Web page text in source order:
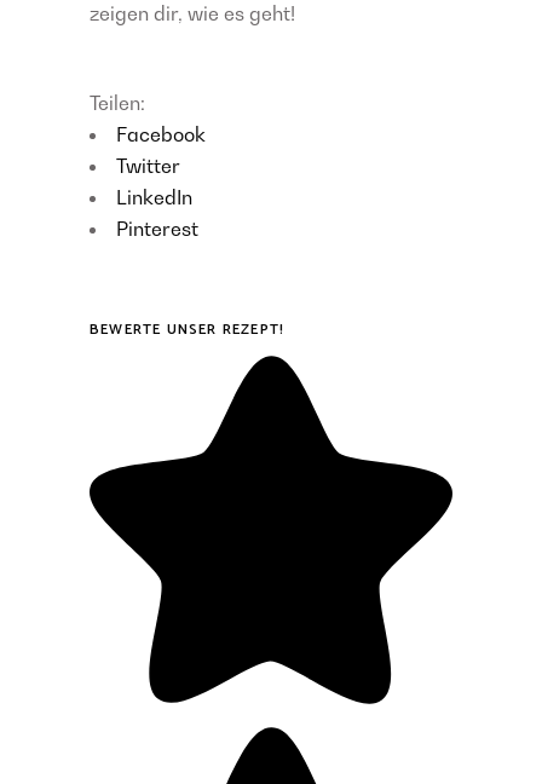
zeigen dir, wie es geht!
Teilen:
Facebook
Twitter
LinkedIn
Pinterest
BEWERTE UNSER REZEPT!